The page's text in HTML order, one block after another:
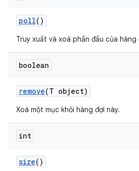
poll()
Truy xuất và xoá phần đầu của hàng
boolean
remove(T object)
Xoá một mục khỏi hàng đợi này.
int
size()